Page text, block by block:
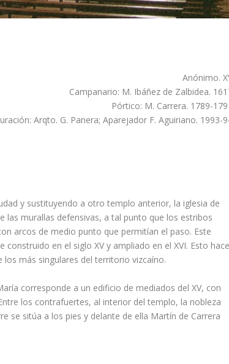
Anónimo.
Campanario: M. Ibáñez de Zalbidea.
Pórtico: M. Carrera. 1789-
Arqto. G. Panera; Aparejador F. Aguiriano. 1993-
y sustituyendo a otro templo anterior, la iglesia de
las murallas defensivas, a tal punto que los estribos
arcos de medio punto que permití­an el paso. Este
construido en el siglo XV y ampliado en el XVI. Esto
más singulares del territorio vizcaí­no.
corresponde a un edificio de mediados del XV, con
los contrafuertes, al interior del templo, la nobleza
se sitúa a los pies y delante de ella Martí­n de Carrera